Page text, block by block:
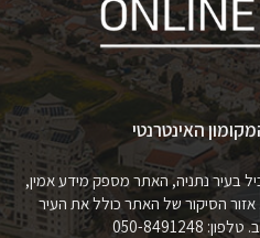
האינטרנטי
בעיר נתניה, האתר מספק מידע אמין,
אזור הסיקור של האתר כולל את העיר
8491248